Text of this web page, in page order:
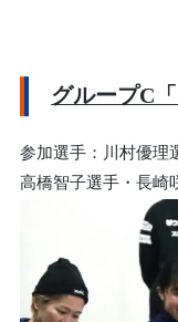
グループC
参加選手：川村優理
高橋智子選手・長崎